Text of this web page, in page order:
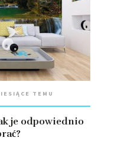
TEMU
je odpowiednio